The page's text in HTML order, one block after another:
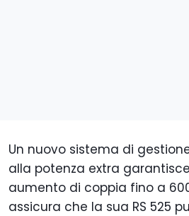
Un nuovo sistema di
alla potenza extra
aumento di coppia fino a
assicura che la sua RS 525